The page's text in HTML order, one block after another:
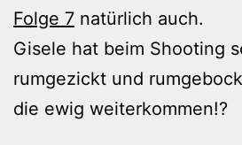
Folge 7 natürlich auch.
Gisele hat beim Shooting
rumgezickt und
die ewig weiterkommen!?